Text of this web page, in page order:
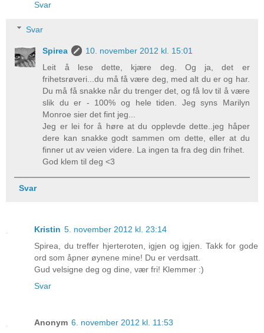
Svar
Svar
Spirea
10. november 2012 kl. 15:01
Leit å lese dette, kjære deg. Og ja, det er
frihetsrøveri...du må få være deg, med alt du er og har.
Du må få snakke når du trenger det, og få lov til å være
slik du er - 100% og hele tiden. Jeg syns Marilyn
Monroe sier det fint jeg...
Jeg er lei for å høre at du opplevde dette..jeg håper
dere kan snakke godt sammen om dette, eller at du
finner ut av veien videre. La ingen ta fra deg din frihet.
God klem til deg <3
Svar
Kristin 5. november 2012 kl. 23:14
Spirea, du treffer hjerteroten, igjen og igjen. Takk for gode
ord som åpner øynene mine! Du er verdsatt.
Gud velsigne deg og dine, vær fri! Klemmer :)
Svar
Anonym 6. november 2012 kl. 11:53